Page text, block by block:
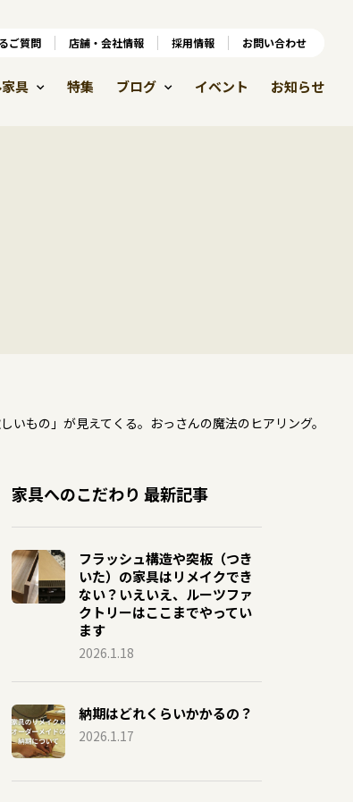
ップ よくあるご質問 店舗・会社情報 採用情報
具 特集 ブログ イベント お知らせ
ご質問 店舗・会社情報 採用情報 お問い合わせ
しいもの」が見えてくる。おっさんの魔法のヒアリング。
家具へのこだわり 最新記事
フラッシュ構造や突板（つき
いた）の家具はリメイクでき
ない？いえいえ、ルーツファ
クトリーはここまでやってい
ます
2026.1.18
納期はどれくらいかかるの？
2026.1.17